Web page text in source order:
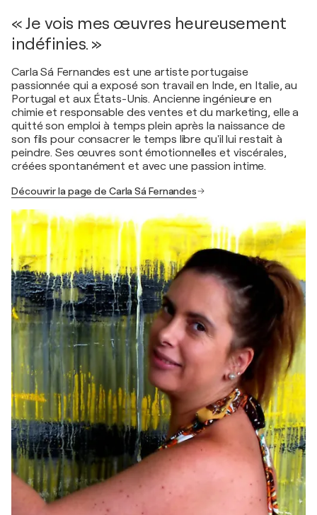
« Je vois mes œuvres heureusement
indéfinies. »
Carla Sá Fernandes est une artiste portugaise
passionnée qui a exposé son travail en Inde, en Italie, au
Portugal et aux États-Unis. Ancienne ingénieure en
chimie et responsable des ventes et du marketing, elle a
quitté son emploi à temps plein après la naissance de
son fils pour consacrer le temps libre qu'il lui restait à
peindre. Ses œuvres sont émotionnelles et viscérales,
créées spontanément et avec une passion intime.
Découvrir la page de Carla Sá Fernandes